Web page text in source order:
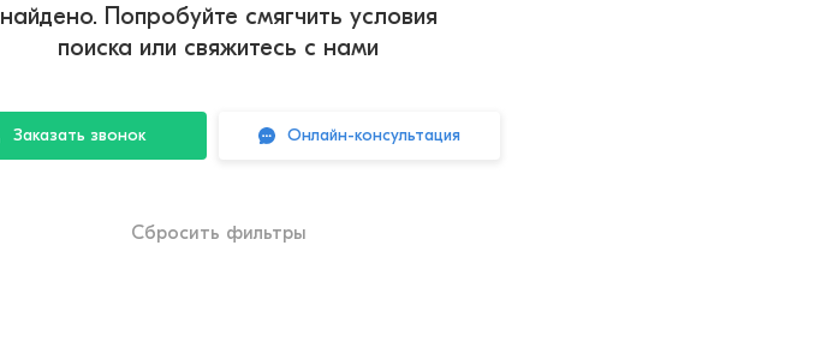
найдено. Попробуйте смягчить условия
поиска или свяжитесь с нами
Заказать звонок Онлайн-консультация
Сбросить фильтры